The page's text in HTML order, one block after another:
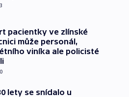
pacientky ve zlínské
může personál,
viníka ale policisté
lety se snídalo u